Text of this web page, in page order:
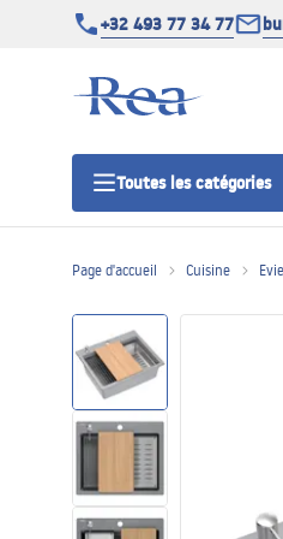
+32 493 77 34 77
Toutes les catégories
Portes de douche
Receveurs de douche
Caniveaux de douche
Page d'accueil Cuisine